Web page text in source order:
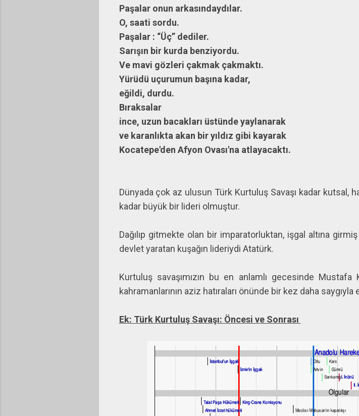
Paşalar onun arkasındaydılar.
O, saati sordu.
Paşalar : “Üç” dediler.
Sarışın bir kurda benziyordu.
Ve mavi gözleri çakmak çakmaktı.
Yürüdü uçurumun başına kadar,
eğildi, durdu.
Bıraksalar
ince, uzun bacakları üstünde yaylanarak
ve karanlıkta akan bir yıldız gibi kayarak
Kocatepe'den Afyon Ovası'na atlayacaktı.
Dünyada çok az ulusun Türk Kurtuluş Savaşı kadar kutsal,
kadar büyük bir lideri olmuştur.
Dağılıp gitmekte olan bir imparatorluktan, işgal altına
devlet yaratan kuşağın lideriydi Atatürk.
Kurtuluş savaşımızın bu en anlamlı gecesinde Mustafa
kahramanlarının aziz hatıraları önünde bir kez daha saygıyla
Ek: Türk Kurtuluş Savaşı: Öncesi ve Sonrası